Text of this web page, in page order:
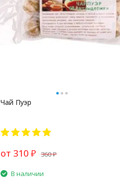
Чай Пуэр
от 310 ₽ 360₽
В наличии